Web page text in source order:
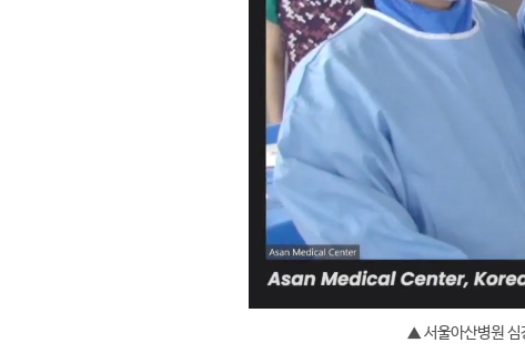
▲ 서울아산병원 심